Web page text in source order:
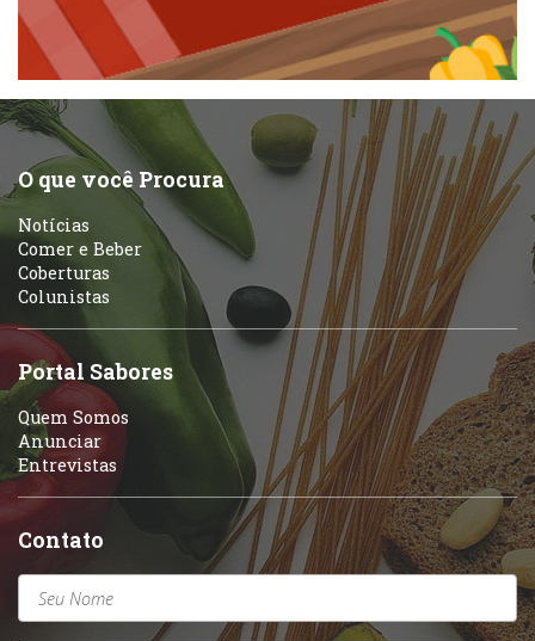
Peixes e Frutos do Mar
Pizzarias
Portuguesa
Self-service
Sobremesas e sorvetes
Pizzarias
Portuguesa
Sobremesas e sorvetes
Variados
O que você Procura
Notícias
Comer e Beber
Coberturas
Colunistas
Portal Sabores
Quem Somos
Anunciar
Entrevistas
Contato